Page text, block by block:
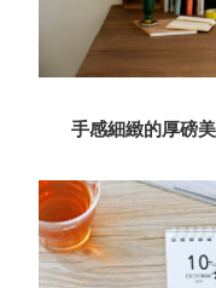
手感細緻的厚磅